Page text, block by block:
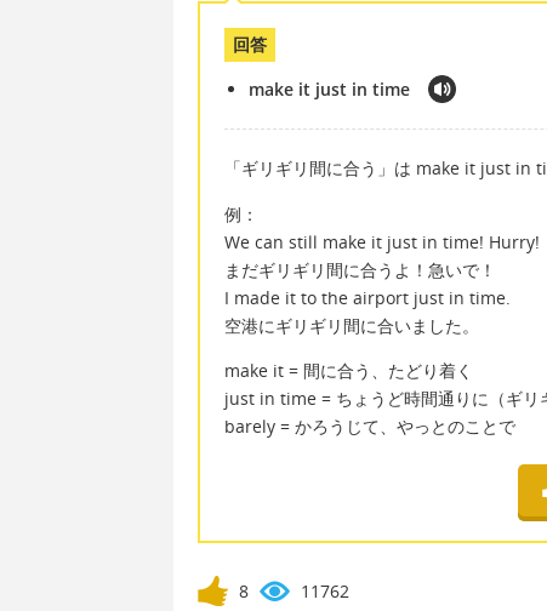
回答
make it just in time
「ギリギリ間に合う」は make it just in
例：
We can still make it just in time! Hurry!
まだギリギリ間に合うよ！急いで！
I made it to the airport just in time.
空港にギリギリ間に合いました。
make it = 間に合う、たどり着く
just in time = ちょうど時間通りに（ギリ
barely = かろうじて、やっとのことで
8 11762